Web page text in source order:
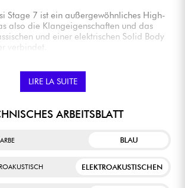
Stage 7 ist ein außergewöhnliches High-
also die Klangeigenschaften und das
und einer elektrischen Solid Body
verbindet.
LIRE LA SUITE
ARBEITSBLATT
BLAU
ELEKTROAKUSTISCHEN